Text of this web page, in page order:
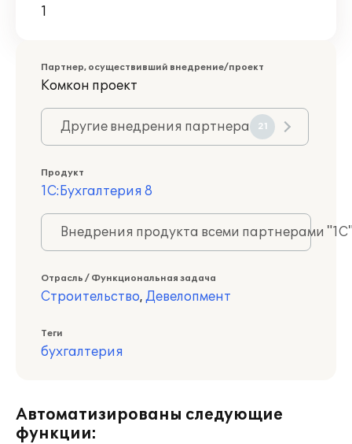
1
Партнер, осуществивший внедрение/проект
Комкон проект
Другие внедрения партнера 21
Продукт
1С:Бухгалтерия 8
Внедрения продукта всеми партнерами
Отрасль / Функциональная задача
Строительство, Девелопмент
Теги
бухгалтерия
Автоматизированы следующие
функции: